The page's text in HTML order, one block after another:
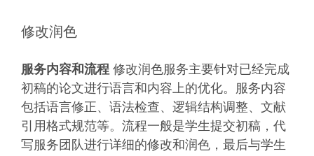
修改润色
服务内容和流程 修改润色服务主要针对已经完成
初稿的论文进行语言和内容上的优化。服务内容
包括语言修正、语法检查、逻辑结构调整、文献
引用格式规范等。流程一般是学生提交初稿，代
写服务团队进行详细的修改和润色，最后与学生